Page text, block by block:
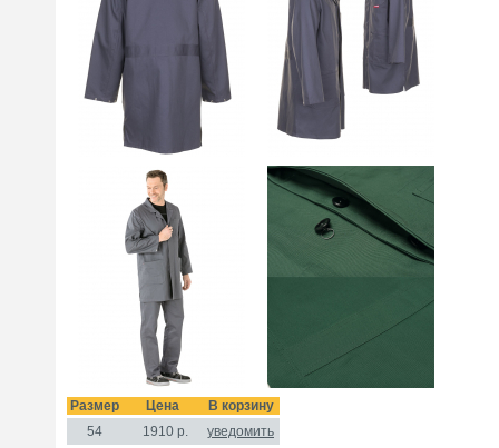
Размер Цена
В корзину
54
1910р.
уведомить